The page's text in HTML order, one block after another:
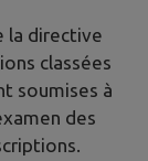
la directive
classées
soumises à
des